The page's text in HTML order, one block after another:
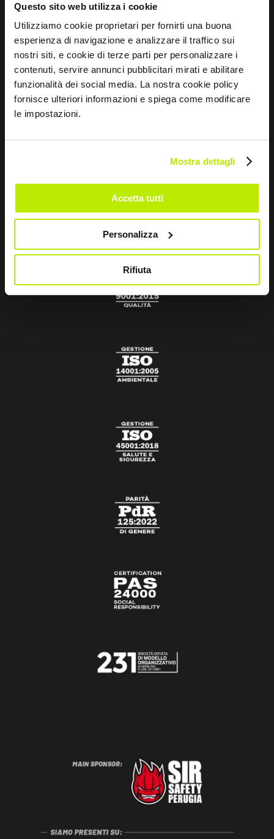
Questo sito web utilizza i cookie
Utilizziamo cookie proprietari per fornirti una buona
esperienza di navigazione e analizzare il traffico sui
nostri siti, e cookie di terze parti per personalizzare i
contenuti, servire annunci pubblicitari mirati e abilitare
funzionalità dei social media. La nostra cookie policy
fornisce ulteriori informazioni e spiega come modificare
le impostazioni.
Mostra dettagli
Accetta tutti
Personalizza
Rifiuta
Mentalità sportiva
CONTATTI
Via dei Fornaciai, 9, 06081 Assisi (PG) - Italia
+39 075 804 37 37
vendite@pec.sirsafety.com